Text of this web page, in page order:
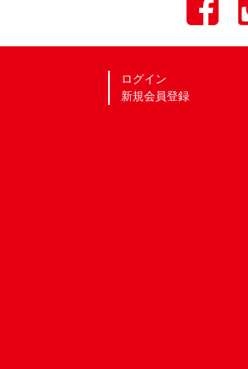
ログイン
新規会員登録